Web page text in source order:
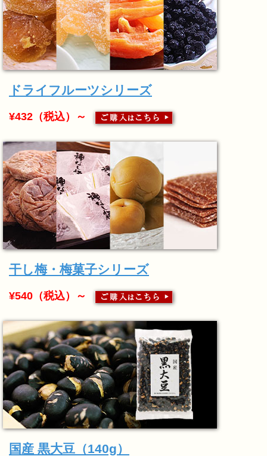
ドライフルーツシリーズ
¥432（税込）～
干し梅・梅菓子シリーズ
¥540（税込）～
国産 黒大豆（140g）